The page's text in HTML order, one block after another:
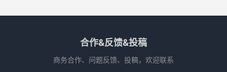
合作&反馈&投稿
商务合作、问题反馈、投稿，欢迎联系